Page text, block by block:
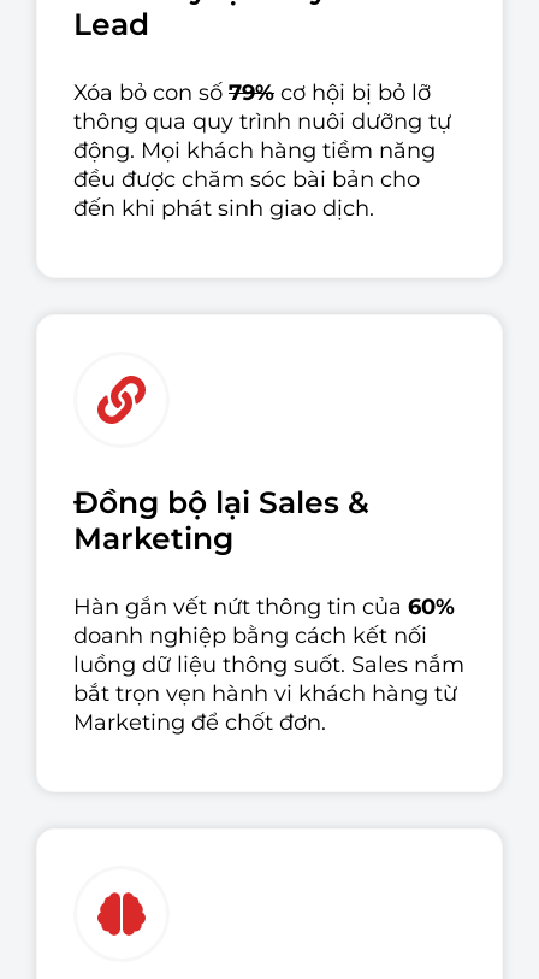
Lead
Xóa bỏ con số 79% cơ hội bị bỏ lỡ
thông qua quy trình nuôi dưỡng tự
động. Mọi khách hàng tiềm năng
đều được chăm sóc bài bản cho
đến khi phát sinh giao dịch.
Đồng bộ lại Sales &
Marketing
Hàn gắn vết nứt thông tin của 60%
doanh nghiệp bằng cách kết nối
luồng dữ liệu thông suốt. Sales nắm
bắt trọn vẹn hành vi khách hàng từ
Marketing để chốt đơn.